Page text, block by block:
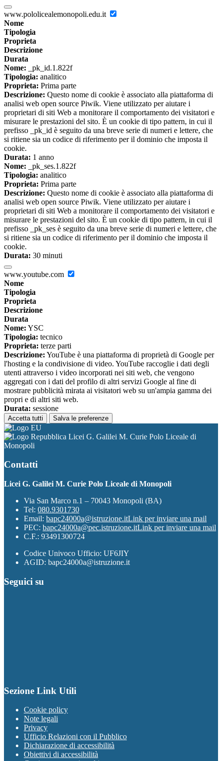
www.pololicealemonopoli.edu.it
Nome
Tipologia
Proprieta
Descrizione
Durata
Nome: _pk_id.1.822f
Tipologia: analitico
Proprieta: Prima parte
Descrizione: Questo nome di cookie è associato alla piattaforma di
analisi web open source Piwik. Viene utilizzato per aiutare i
proprietari di siti Web a monitorare il comportamento dei visitatori e
misurare le prestazioni del sito. È un cookie di tipo pattern, in cui il
prefisso _pk_id è seguito da una breve serie di numeri e lettere, che
si ritiene sia un codice di riferimento per il dominio che imposta il
cookie.
Durata: 1 anno
Nome: _pk_ses.1.822f
Tipologia: analitico
Proprieta: Prima parte
Descrizione: Questo nome di cookie è associato alla piattaforma di
analisi web open source Piwik. Viene utilizzato per aiutare i
proprietari di siti Web a monitorare il comportamento dei visitatori e
misurare le prestazioni del sito. È un cookie di tipo pattern, in cui il
prefisso _pk_ses è seguito da una breve serie di numeri e lettere, che
si ritiene sia un codice di riferimento per il dominio che imposta il
cookie.
Durata: 30 minuti
www.youtube.com
Nome
Tipologia
Proprieta
Descrizione
Durata
Nome: YSC
Tipologia: tecnico
Proprieta: terze parti
Descrizione: YouTube è una piattaforma di proprietà di Google per
l'hosting e la condivisione di video. YouTube raccoglie i dati degli
utenti attraverso i video incorporati nei siti web, che vengono
aggregati con i dati del profilo di altri servizi Google al fine di
mostrare pubblicità mirata ai visitatori web su un'ampia gamma dei
propri e di altri siti web.
Durata: sessione
Accetta tutti Salva le preferenze
Licei G. Galilei M. Curie Polo Liceale di
Monopoli
Contatti
Licei G. Galilei M. Curie Polo Liceale di Monopoli
Via San Marco n.1 – 70043 Monopoli (BA)
Tel: 080.9301730
Email: bapc24000a@istruzione.itLink per inviare una mail
PEC: bapc24000a@pec.istruzione.itLink per inviare una mail
C.F.: 93491300724
Codice Univoco Ufficio: UF6JIY
AGID: bapc24000a@istruzione.it
Seguici su
Sezione Link Utili
Cookie policy
Note legali
Privacy
Ufficio Relazioni con il Pubblico
Dichiarazione di accessibilità
Obiettivi di accessibilità